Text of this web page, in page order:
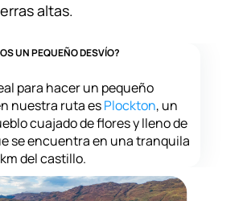
altas.
UN PEQUEÑO DESVÍO?
para hacer un pequeño
nuestra ruta esPlockton, un
cuajado de flores y lleno de
se encuentra en una tranquila
del castillo.